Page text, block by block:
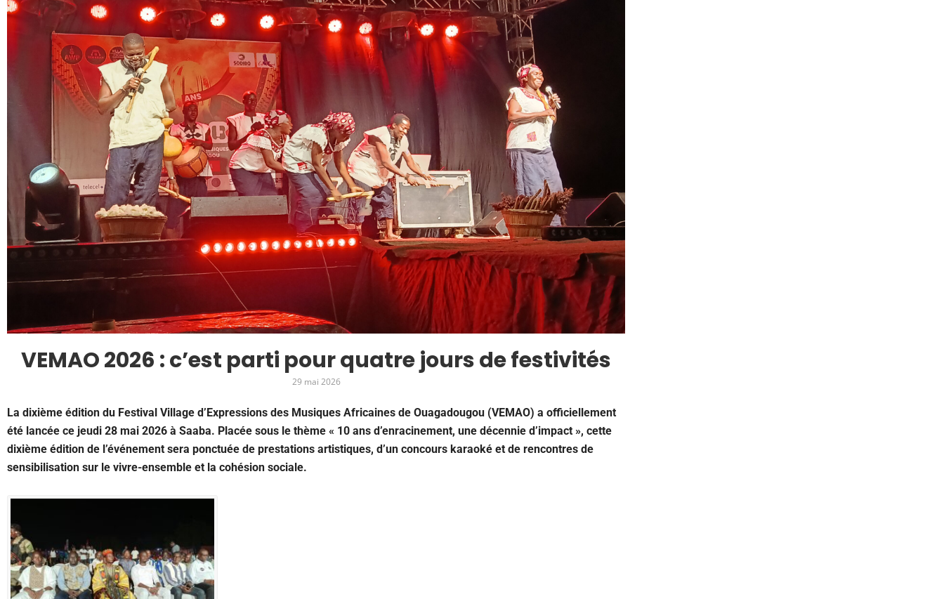
VEMAO 2026 : c’est parti pour quatre jours de festivités
29 mai 2026
La dixième édition du Festival Village d’Expressions des Musiques Africaines de Ouagadougou (VEMAO) a officiellement
été lancée ce jeudi 28 mai 2026 à Saaba. Placée sous le thème « 10 ans d’enracinement, une décennie d’impact », cette
dixième édition de l’événement sera ponctuée de prestations artistiques, d’un concours karaoké et de rencontres de
sensibilisation sur le vivre-ensemble et la cohésion sociale.